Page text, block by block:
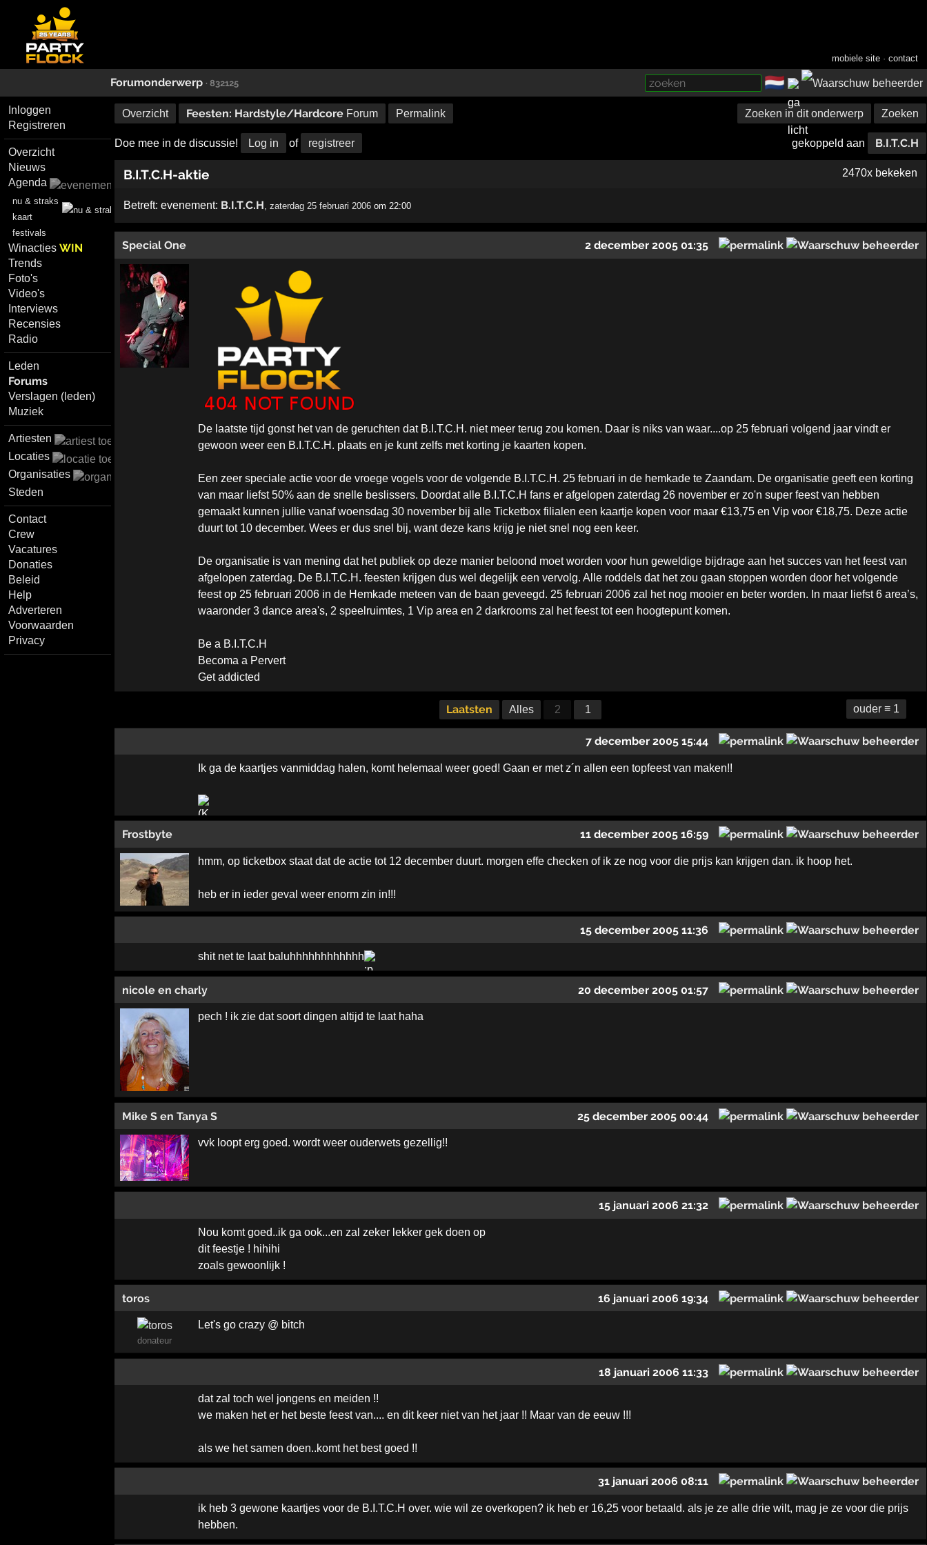
mobiele site ·contact
Forumonderwerp · 832125 🇳🇱
Inloggen
Registreren
Overzicht
Nieuws
Agenda
nu & straks
kaart
festivals
WinactiesWIN
Trends
Foto's
Video's
Interviews
Recensies
Radio
Leden
Forums
Verslagen (leden)
Muziek
Artiesten
Locaties
Organisaties
Steden
Contact
Crew
Vacatures
Donaties
Beleid
Help
Adverteren
Voorwaarden
Privacy
Overzicht Feesten: Hardstyle/Hardcore Forum Permalink Zoeken in dit onderwerp Zoeken
Doe mee in de discussie! Log in of registreer gekoppeld aan B.I.T.C.H
B.I.T.C.H-aktie 2470x bekeken
Betreft: evenement: B.I.T.C.H zaterdag 25 februari 2006om 22:00
Special One 2 december 2005 01:35
De laatste tijd gonst het van de geruchten dat B.I.T.C.H. niet meer terug zou komen. Daar is niks van waar....op 25 februari volgend jaar vindt er
gewoon weer een B.I.T.C.H. plaats en je kunt zelfs met korting je kaarten kopen.
Een zeer speciale actie voor de vroege vogels voor de volgende B.I.T.C.H. 25 februari in de hemkade te Zaandam. De organisatie geeft een korting
van maar liefst 50% aan de snelle beslissers. Doordat alle B.I.T.C.H fans er afgelopen zaterdag 26 november er zo'n super feest van hebben
gemaakt kunnen jullie vanaf woensdag 30 november bij alle Ticketbox filialen een kaartje kopen voor maar €13,75 en Vip voor €18,75. Deze actie
duurt tot 10 december. Wees er dus snel bij, want deze kans krijg je niet snel nog een keer.
De organisatie is van mening dat het publiek op deze manier beloond moet worden voor hun geweldige bijdrage aan het succes van het feest van
afgelopen zaterdag. De B.I.T.C.H. feesten krijgen dus wel degelijk een vervolg. Alle roddels dat het zou gaan stoppen worden door het volgende
feest op 25 februari 2006 in de Hemkade meteen van de baan geveegd. 25 februari 2006 zal het nog mooier en beter worden. In maar liefst 6 area’s,
waaronder 3 dance area's, 2 speelruimtes, 1 Vip area en 2 darkrooms zal het feest tot een hoogtepunt komen.
Be a B.I.T.C.H
Becoma a Pervert
Get addicted
Laatsten Alles 2 1 ouder ≡ 1
7 december 2005 15:44
Ik ga de kaartjes vanmiddag halen, komt helemaal weer goed! Gaan er met z´n allen een topfeest van maken!!
Frostbyte 11 december 2005 16:59
hmm, op ticketbox staat dat de actie tot 12 december duurt. morgen effe checken of ik ze nog voor die prijs kan krijgen dan. ik hoop het.
heb er in ieder geval weer enorm zin in!!!
15 december 2005 11:36
shit net te laat baluhhhhhhhhhhhh
nicole en charly 20 december 2005 01:57
pech ! ik zie dat soort dingen altijd te laat haha
Mike S en Tanya S 25 december 2005 00:44
vvk loopt erg goed. wordt weer ouderwets gezellig!!
15 januari 2006 21:32
Nou komt goed..ik ga ook...en zal zeker lekker gek doen op
dit feestje ! hihihi
zoals gewoonlijk !
toros 16 januari 2006 19:34
donateur
Let's go crazy @ bitch
18 januari 2006 11:33
dat zal toch wel jongens en meiden !!
we maken het er het beste feest van.... en dit keer niet van het jaar !! Maar van de eeuw !!!
als we het samen doen..komt het best goed !!
31 januari 2006 08:11
ik heb 3 gewone kaartjes voor de B.I.T.C.H over. wie wil ze overkopen? ik heb er 16,25 voor betaald. als je ze alle drie wilt, mag je ze voor die prijs
hebben.